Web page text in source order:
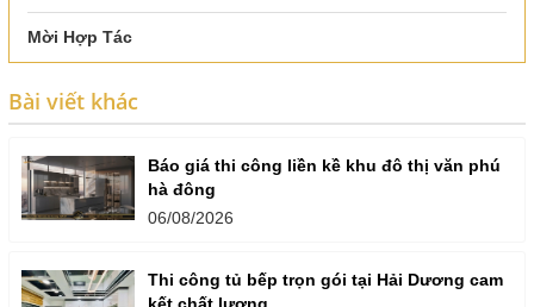
Mời Hợp Tác
Bài viết khác
Báo giá thi công liền kề khu đô thị văn phú
hà đông
06/08/2026
Thi công tủ bếp trọn gói tại Hải Dương cam